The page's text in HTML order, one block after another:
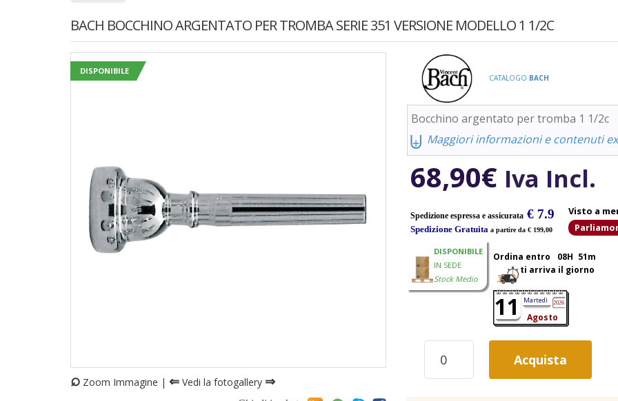
BACH BOCCHINO ARGENTATO PER TROMBA SERIE 351 VERSIONE MODELLO 1 1/2C
DISPONIBILE
⌕ Zoom Immagine | ⇐ Vedi la fotogallery ⇒
CATALOGO BACH
Bocchino argentato per tromba 1 1/2c
⨄ Maggiori informazioni e contenuti
68,90€ Iva Incl.
Spedizione espressa e assicurata€ 7.9
Spedizione Gratuitaa partire da € 199,00
Visto a
DISPONIBILE
IN SEDE
Stock Medio
Ordina entro 08H 51m
ti arriva il giorno
11 Martedì 2026
Agosto
BACH
BOCCHINO
ARGENTATO
Acquista